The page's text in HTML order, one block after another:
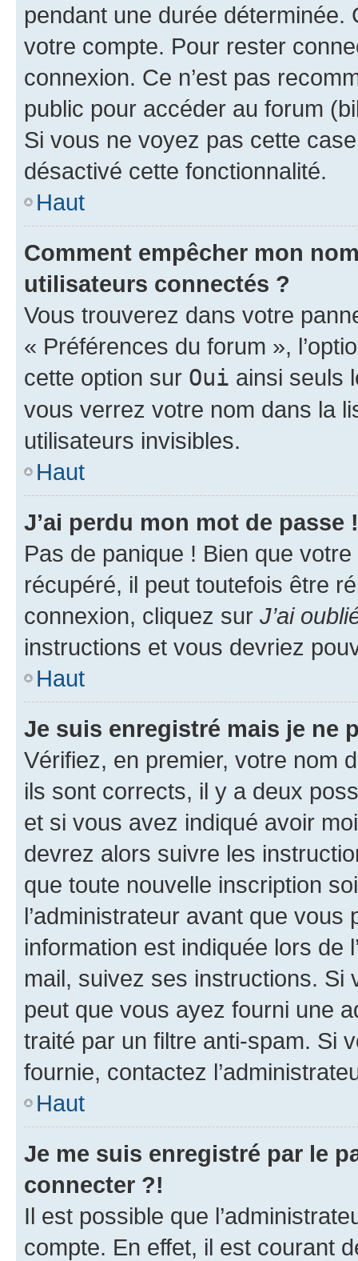
pendant une durée déterminée.
votre compte. Pour rester
connexion. Ce n’est pas
public pour accéder au forum
Si vous ne voyez pas cette
désactivé cette fonctionnalité.
Haut
Comment empêcher mon
utilisateurs connectés ?
Vous trouverez dans votre
« Préférences du forum »,
cette option sur Oui ainsi seuls
vous verrez votre nom dans la
utilisateurs invisibles.
Haut
J’ai perdu mon mot de passe !
Pas de panique ! Bien que
récupéré, il peut toutefois être
connexion, cliquez sur J’ai
instructions et vous devriez
Haut
Je suis enregistré mais je ne
Vérifiez, en premier, votre nom
ils sont corrects, il y a deux
et si vous avez indiqué avoir
devrez alors suivre les
que toute nouvelle inscription
l’administrateur avant que
information est indiquée lors de
mail, suivez ses instructions. Si
peut que vous ayez fourni une
traité par un filtre anti-spam. Si
fournie, contactez
Haut
Je me suis enregistré par le
connecter ?!
Il est possible que
compte. En effet, il est courant